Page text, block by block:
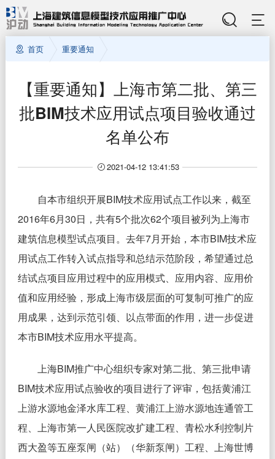
首页 重要通知
【重要通知】上海市第二批、第三
批BIM技术应用试点项目验收通过
名单公布
2021-04-12 13:41:53
自本市组织开展BIM技术应用试点工作以来，截至
2016年6月30日，共有5个批次62个项目被列为上海市
建筑信息模型试点项目。去年7月开始，本市BIM技术应
用试点工作转入试点指导和总结示范阶段，希望通过总
结试点项目应用过程中的应用模式、应用内容、应用价
值和应用经验，形成上海市级层面的可复制可推广的应
用成果，达到示范引领、以点带面的作用，进一步促进
本市BIM技术应用水平提高。
上海BIM推广中心组织专家对第二批、第三批申请
BIM技术应用试点验收的项目进行了评审，包括黄浦江
上游水源地金泽水库工程、黄浦江上游水源地连通管工
程、上海市第一人民医院改扩建工程、青松水利控制片
西大盈等五座泵闸（站）（华新泵闸）工程、上海世博